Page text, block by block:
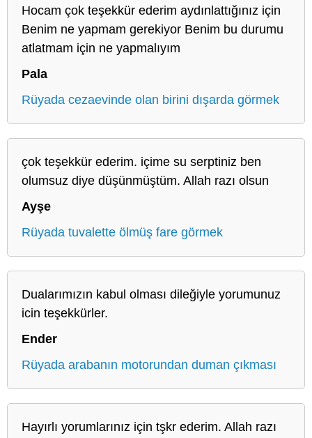
Hocam çok teşekkür ederim aydınlattığınız için
Benim ne yapmam gerekiyor Benim bu durumu
atlatmam için ne yapmalıyım
Pala
Rüyada cezaevinde olan birini dışarda görmek
çok teşekkür ederim. içime su serptiniz ben
olumsuz diye düşünmüştüm. Allah razı olsun
Ayşe
Rüyada tuvalette ölmüş fare görmek
Dualarımızın kabul olması dileğiyle yorumunuz
icin teşekkürler.
Ender
Rüyada arabanın motorundan duman çıkması
Hayırlı yorumlarınız için tşkr ederim. Allah razı